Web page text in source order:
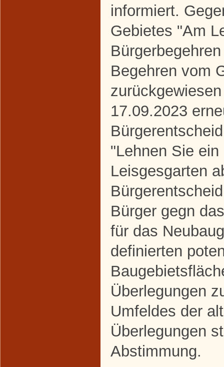
informiert.
Gebietes "Am
Begehren vom
17.09.2023
"Lehnen Sie
Leisgesgarten
Bürger gegn
für das
definierten
Überlegungen
Umfeldes der
Überlegungen
Abstimmung.